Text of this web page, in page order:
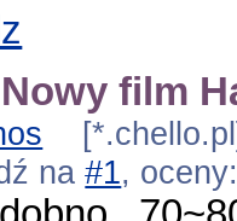
film
na#1,